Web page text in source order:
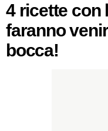
4 ricette con
faranno
bocca!